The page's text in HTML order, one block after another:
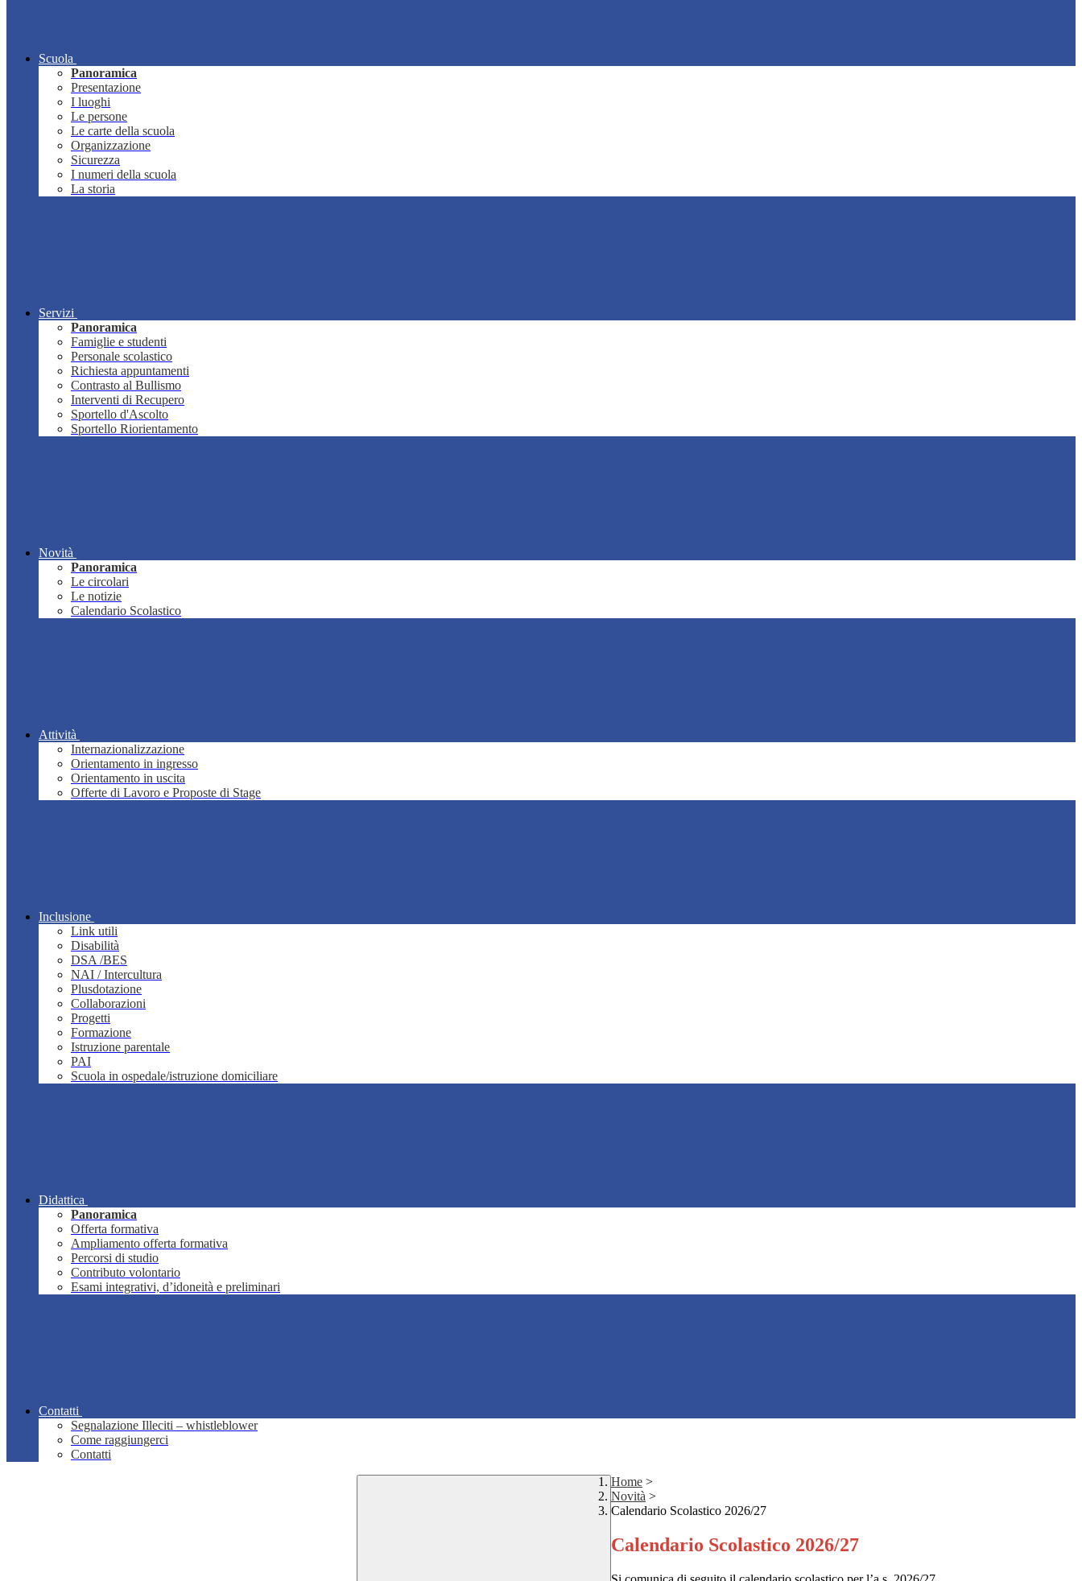
Scuola
Panoramica
Presentazione
I luoghi
Le persone
Le carte della scuola
Organizzazione
Sicurezza
I numeri della scuola
La storia
Servizi
Panoramica
Famiglie e studenti
Personale scolastico
Richiesta appuntamenti
Contrasto al Bullismo
Interventi di Recupero
Sportello d'Ascolto
Sportello Riorientamento
Novità
Panoramica
Le circolari
Le notizie
Calendario Scolastico
Attività
Internazionalizzazione
Orientamento in ingresso
Orientamento in uscita
Offerte di Lavoro e Proposte di Stage
Inclusione
Link utili
Disabilità
DSA /BES
NAI / Intercultura
Plusdotazione
Collaborazioni
Progetti
Formazione
Istruzione parentale
PAI
Scuola in ospedale/istruzione domiciliare
Didattica
Panoramica
Offerta formativa
Ampliamento offerta formativa
Percorsi di studio
Contributo volontario
Esami integrativi, d’idoneità e preliminari
Contatti
Segnalazione Illeciti – whistleblower
Come raggiungerci
Contatti
Home >
Novità >
Calendario Scolastico 2026/27
Calendario Scolastico 2026/27